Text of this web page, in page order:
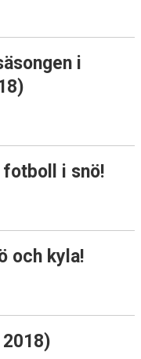
i
fotboll i snö!
och kyla!
2018)